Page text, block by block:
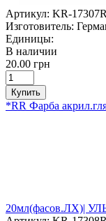
Артикул: KR-17307R
Изготовитель:
Единицы:
В наличии
20.00 грн
Купить
*RR Фарба
20мл(фасов.ЛХ)|